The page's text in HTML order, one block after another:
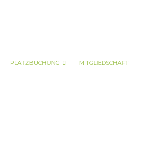
PLATZBUCHUNG MITGLIEDSCHAFT